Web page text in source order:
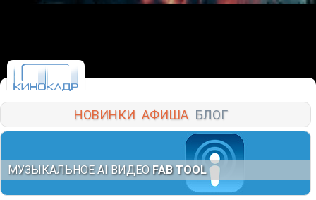
НОВИНКИ АФИША БЛОГ
МУЗЫКАЛЬНОЕ AI ВИДЕО FAB TOOL